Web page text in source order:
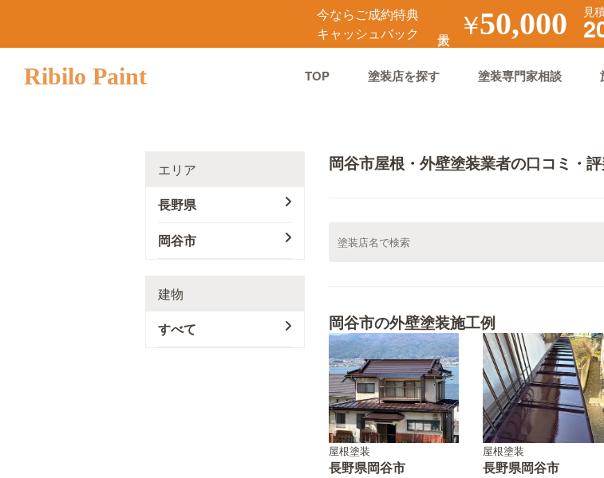
今ならご成約特典
キャッシュバック
￥50,000 見
Ribilo Paint TOP 塗装店を探す 塗装専門家相談
エリア
長野県
岡谷市
建物
すべて
岡谷市屋根・外壁塗装業者の口コミ・
岡谷市の外壁塗装施工例
屋根塗装
長野県岡谷市
屋根塗装
長野県岡谷市